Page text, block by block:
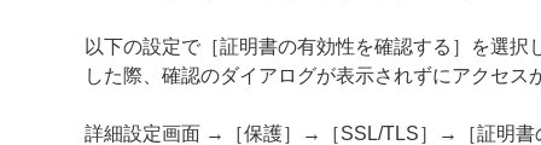
以下の設定で［証明書の有効性を確認する］を選
した際、確認のダイアログが表示されずにアクセス
詳細設定画面 →［保護］→［SSL/TLS］→［証明書